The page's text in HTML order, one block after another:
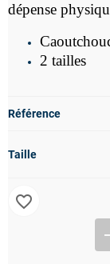
dépense
2 tailles
Référence
Taille
favorite_border